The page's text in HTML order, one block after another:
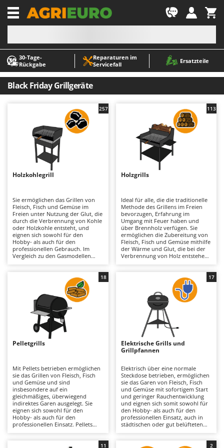
30‑Tage-
Rückgabe
Reparaturen im
Servicefall
Ersatzteile
-1
A
Abbeermaschinen - Traubenmühlen
Abfüllgeräte
Akku Gartenscheren
Akku Gras- und Strauchscheren
Akku-Stichsägen
Allzwecktransporter - Motorschubkarren
Alu-Teleskopleitern
Anbaubagger Heckbagger für Traktoren
Aschesauger
Astkettensägen - Hochentaster
Astscheren
Atemschutzgeräte
Aufschnittmaschinen
Auslegemulcher für Traktoren
Äxte - Beile und Spalthammer
Balkenmäher
Batterieladegeräte - Starthilfegeräte
Baum- und Astscheren - manuell
Baumscheren - pneumatisch
Baumstumpffräsen
Bindezangen - elektrisch
Bodenfräsen für Traktor
A
ABAC
AgriEuro Premium
AgriEuro TOP-LINE
Aima
Airmec
AL-KO
ALA 2000
Alpina
Ama
Ambrogio Robot
Annovi Reverberi
Arco
Ardes
Argo
Attila
Ausonia
Awelco
B
Baesso
Black Friday Grillgeräte
Holzkohlegrill
Sie ermöglichen das Grillen von
Fleisch, Fisch und Gemüse im
Freien unter Nutzung der Glut, die
durch die Verbrennung von Kohle
oder Holzkohle entsteht, und
eignen sich sowohl für den
Hobby- als auch für den
professionellen Gebrauch. Im
Vergleich zu den Gasmodellen
Anzünden und zur Glutbildung,
garantieren jedoch ein
traditionelles Garergebnis mit
ausgeprägtem Aroma und direkter
Wärmeabstrahlung. Die
Konstruktion kann leicht,
mittelschwer oder schwer sein,
mit einem Grillrost aus
emailliertem Stahl oder Edelstahl
und einer Kochfläche aus
verchromtem Stahl, emailliertem
45 Gäste, je nach Modell). Modelle
mit Deckel ermöglichen auch
indirektes Garen und eine
präzisere Temperaturregelung
über Belüftungsventile. Sie eignen
sich für Gärten und Freiflächen,
wo Rauch kein Problem darstellt,
erfordern jedoch die regelmäßige
Entfernung von Asche und
um Effizienz und Langlebigkeit zu
257
Holzgrills
Ideal für alle, die die traditionelle
Methode des Grillens im Freien
bevorzugen, Erfahrung im
Umgang mit Feuer haben und
über Brennholz verfügen. Sie
ermöglichen die Zubereitung von
Fleisch, Fisch und Gemüse mithilfe
der Wärme und Glut, die bei der
Verbrennung von Holz entstehen,
professionellen Einsatz. Im
Vergleich zu Gasgrills erfordern
sie mehr Erfahrung bei der
Regulierung der Flamme sowie
längere Vorbereitungszeiten,
bieten dafür jedoch ein
authentisches Grillerlebnis mit
intensivem Aroma und natürlicher
Wärmeabstrahlung. Die
Konstruktion besteht in der Regel
aus mittelschwerem bis schwerem
Stahlblech und gewährleistet eine
gegenüber den hohen
Temperaturen, die bei der
Holzverbrennung entstehen. Die
Grillfläche aus verchromtem Stahl,
emailliertem Gusseisen oder
Edelstahl ist je nach Modell für die
Bewirtung von etwa 2 bis 5 bis hin
zu 21 bis 45 Personen ausgelegt.
Diese Grills eignen sich besonders
ihre Leistungsfähigkeit und
113
Pelletgrills
Mit Pellets betrieben ermöglichen
sie das Grillen von Fleisch, Fisch
und Gemüse und sind
insbesondere auf ein
gleichmäßiges, überwiegend
indirektes Garen ausgelegt. Sie
eignen sich sowohl für den
Hobby- als auch für den
professionellen Einsatz. Pellets
als Brennholz und werden
18
Elektrische Grills und
Grillpfannen
Elektrisch über eine normale
Steckdose betrieben, ermöglichen
sie das Garen von Fleisch, Fisch
und Gemüse mit sofortigem Start
und geringer Rauchentwicklung
und eignen sich somit sowohl für
den Hobby- als auch für den
professionellen Einsatz, auch in
städtischen oder gut belüfteten
erlauben zudem indirektes Garen
17
11 2